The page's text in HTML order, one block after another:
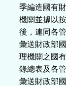
季編造國有財
機關並據以按
後，連同各管
彙送財政部國
理機關之國有
錄總表及各管
彙送財政部國